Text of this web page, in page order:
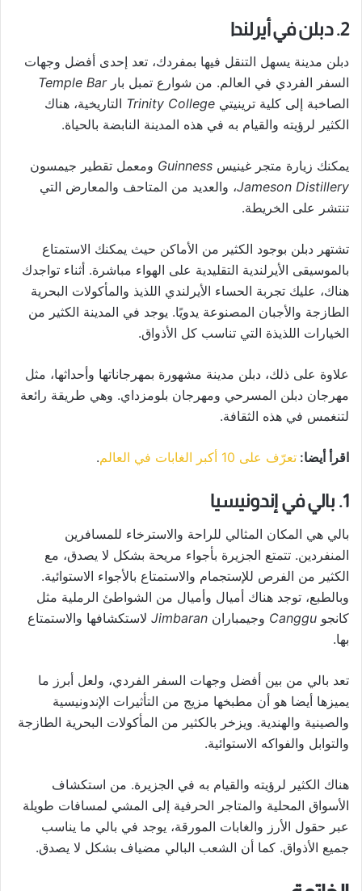
2. دبلن في أيرلندا
دبلن مدينة يسهل التنقل فيها بمفردك، تعد إحدى أفضل وجهات
السفر الفردي في العالم. من شوارع تمبل بارTemple Bar
الصاخبة إلى كلية ترينيتي Trinity College التاريخية، هناك
الكثير لرؤيته والقيام به في هذه المدينة النابضة بالحياة.
يمكنك زيارة متجر غينيس Guinness ومعمل تقطير جيمسون
Jameson Distillery، والعديد من المتاحف والمعارض التي
تنتشر على الخريطة.
تشتهر دبلن بوجود الكثير من الأماكن حيث يمكنك الاستمتاع
بالموسيقى الأيرلندية التقليدية على الهواء مباشرة. أثناء تواجدك
هناك، عليك تجربة الحساء الأيرلندي اللذيذ والمأكولات البحرية
الطازجة والأجبان المصنوعة يدويًا. يوجد في المدينة الكثير من
الخيارات اللذيذة التي تناسب كل الأذواق.
علاوة على ذلك، دبلن مدينة مشهورة بمهرجاناتها وأحداثها، مثل
مهرجان دبلن المسرحي ومهرجان بلومزداي. وهي طريقة رائعة
لتنغمس في هذه الثقافة.
اقرأ أيضا: تعرّف على 10 أكبر الغابات في العالم .
1. بالي في إندونيسيا
بالي هي المكان المثالي للراحة والاسترخاء للمسافرين
المنفردين. تتمتع الجزيرة بأجواء مريحة بشكل لا يصدق، مع
الكثير من الفرص للإستجمام والاستمتاع بالأجواء الاستوائية.
وبالطبع، توجد هناك أميال وأميال من الشواطئ الرملية مثل
كانجو Canggu وجيمباران Jimbaran لاستكشافها والاستمتاع
بها.
تعد بالي من بين أفضل وجهات السفر الفردي، ولعل أبرز ما
يميزها أيضا هو أن مطبخها مزيج من التأثيرات الإندونيسية
والصينية والهندية. ويزخر بالكثير من المأكولات البحرية الطازجة
والتوابل والفواكه الاستوائية.
هناك الكثير لرؤيته والقيام به في الجزيرة. من استكشاف
الأسواق المحلية والمتاجر الحرفية إلى المشي لمسافات طويلة
عبر حقول الأرز والغابات المورقة، يوجد في بالي ما يناسب
جميع الأذواق. كما أن الشعب البالي مضياف بشكل لا يصدق.